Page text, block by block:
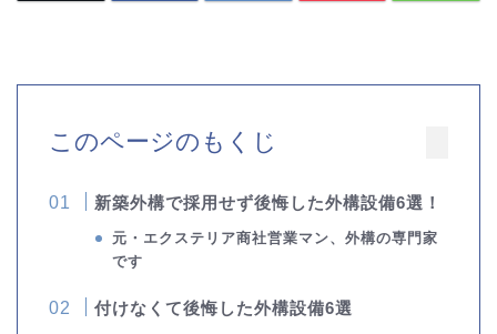
このページのもくじ
新築外構で採用せず後悔した外構設備6選！
元・エクステリア商社営業マン、外構の専門家
です
付けなくて後悔した外構設備6選